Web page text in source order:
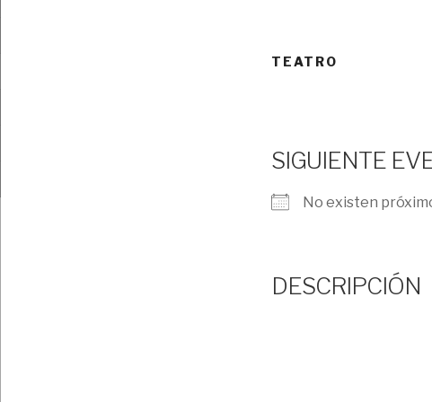
TEATRO
SIGUIENTE
No existen
DESCRIPCIÓN